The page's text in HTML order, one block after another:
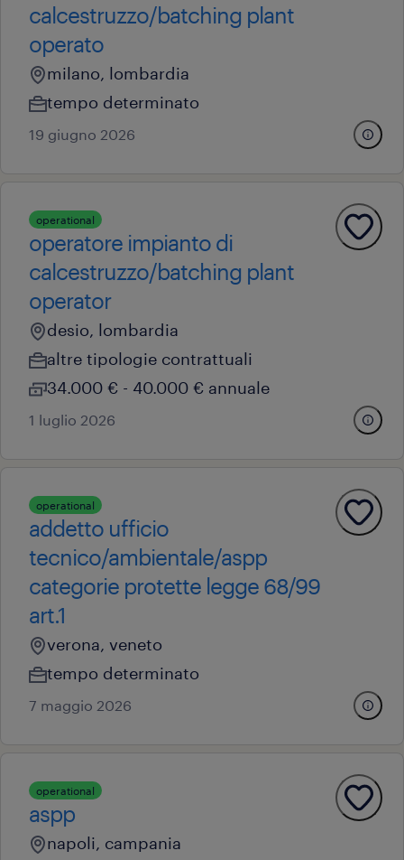
calcestruzzo/batching plant
operato
milano, lombardia
tempo determinato
19 giugno 2026
operational
operatore impianto di
calcestruzzo/batching plant
operator
desio, lombardia
altre tipologie contrattuali
34.000 € - 40.000 € annuale
1 luglio 2026
operational
addetto ufficio
tecnico/ambientale/aspp
categorie protette legge 68/99
art.1
verona, veneto
tempo determinato
7 maggio 2026
operational
aspp
napoli, campania